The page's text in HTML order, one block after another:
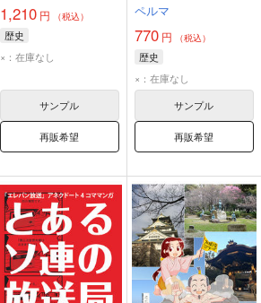
1,210 円 （税込）
歴史
×：在庫なし
サンプル
再販希望
ペルマ
770円 （税込）
歴史
×：在庫なし
サンプル
再販希望